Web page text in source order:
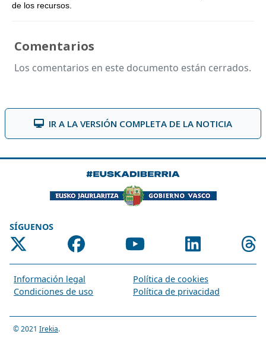
de los recursos.
Comentarios
Los comentarios en este documento están cerrados.
IR A LA VERSIÓN COMPLETA DE LA NOTICIA
SÍGUENOS
Información legal
Política de cookies
Condiciones de uso
Política de privacidad
© 2021 Irekia.